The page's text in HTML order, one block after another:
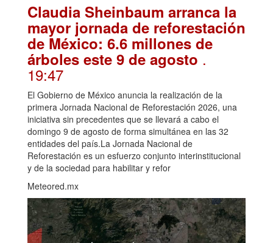
Claudia Sheinbaum arranca la
mayor jornada de reforestación
de México: 6.6 millones de
árboles este 9 de agosto .
19:47
El Gobierno de México anuncia la realización de la
primera Jornada Nacional de Reforestación 2026, una
iniciativa sin precedentes que se llevará a cabo el
domingo 9 de agosto de forma simultánea en las 32
entidades del país.La Jornada Nacional de
Reforestación es un esfuerzo conjunto interinstitucional
y de la sociedad para habilitar y refor
Meteored.mx